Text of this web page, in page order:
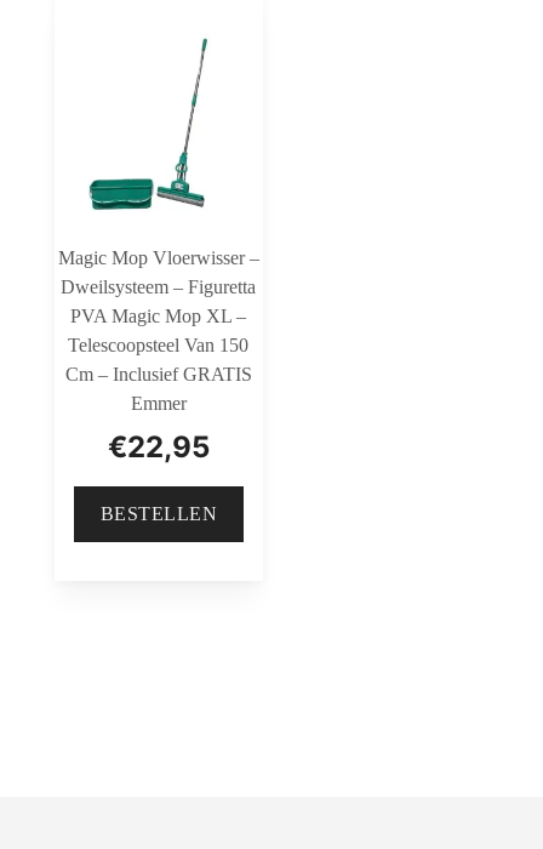
Magic Mop Vloerwisser –
Dweilsysteem – Figuretta
PVA Magic Mop XL –
Telescoopsteel Van 150
Cm – Inclusief GRATIS
Emmer
€22,95
BESTELLEN